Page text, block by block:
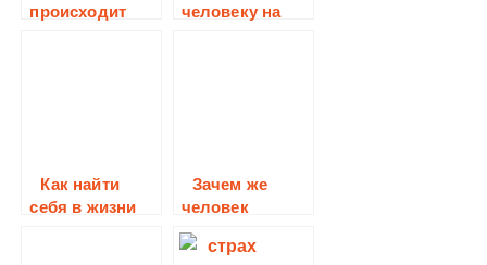
происходит
человеку на
Как найти
себя в жизни
Зачем же
человек
живет?